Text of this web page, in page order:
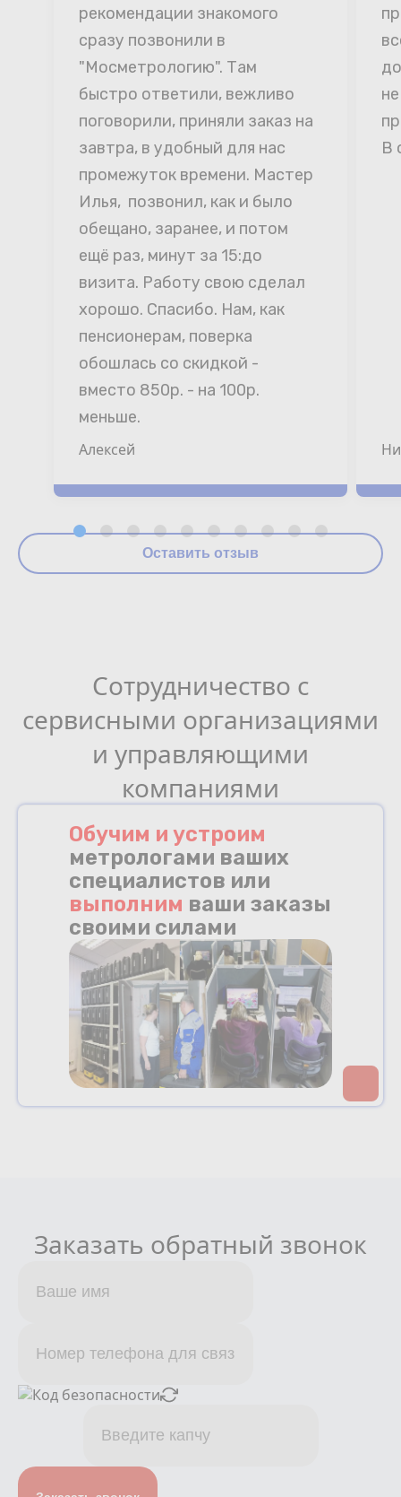
рекомендации знакомого
сразу позвонили в
"Мосметрологию". Там
быстро ответили, вежливо
поговорили, приняли заказ на
завтра, в удобный для нас
промежуток времени. Мастер
Илья,  позвонил, как и было
обещано, заранее, и потом
ещё раз, минут за 15:до
визита. Работу свою сделал
хорошо. Спасибо. Нам, как
пенсионерам, поверка
обошлась со скидкой -
вместо 850р. - на 100р.
меньше.
Алексей
В
Оставить отзыв
Сотрудничество с
сервисными организациями
и управляющими
компаниями
Обучим и устроим
метрологами ваших
специалистов или
выполним ваши заказы
своими силами
Заказать обратный звонок